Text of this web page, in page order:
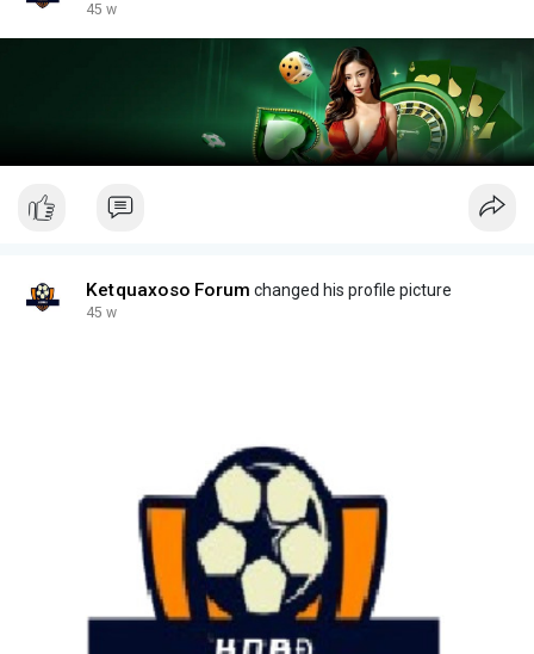
45 w
Ketquaxoso Forum changed his profile picture
45 w